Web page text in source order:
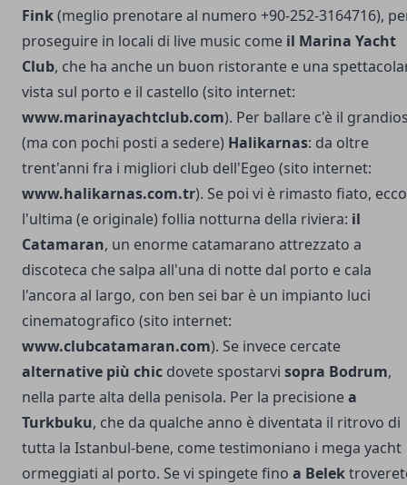
Fink(meglio prenotare al numero +90-252-3164716),
proseguire in locali di live music come il Marina Yacht
Club, che ha anche un buon ristorante e una
vista sul porto e il castello (sito internet:
www.marinayachtclub.com). Per ballare c'è il
(ma con pochi posti a sedere) Halikarnas: da oltre
trent'anni fra i migliori club dell'Egeo (sito internet:
www.halikarnas.com.tr). Se poi vi è rimasto fiato, ecco
l'ultima (e originale) follia notturna della riviera: il
Catamaran, un enorme catamarano attrezzato a
discoteca che salpa all'una di notte dal porto e cala
l'ancora al largo, con ben sei bar è un impianto luci
cinematografico (sito internet:
www.clubcatamaran.com). Se invece cercate
alternative più chic dovete spostarvi sopra Bodrum,
nella parte alta della penisola. Per la precisionea
Turkbuku, che da qualche anno è diventata il ritrovo di
tutta la Istanbul-bene, come testimoniano i mega yacht
ormeggiati al porto. Se vi spingete fino a Belek